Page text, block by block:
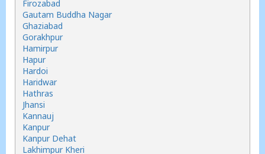
Firozabad
Gautam Buddha Nagar
Ghaziabad
Gorakhpur
Hamirpur
Hapur
Hardoi
Haridwar
Hathras
Jhansi
Kannauj
Kanpur
Kanpur Dehat
Lakhimpur Kheri